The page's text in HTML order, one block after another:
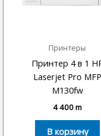
Принтеры
Принтер 4 в 1
Laserjet Pro MFP
M130fw
4 400m
В корзину